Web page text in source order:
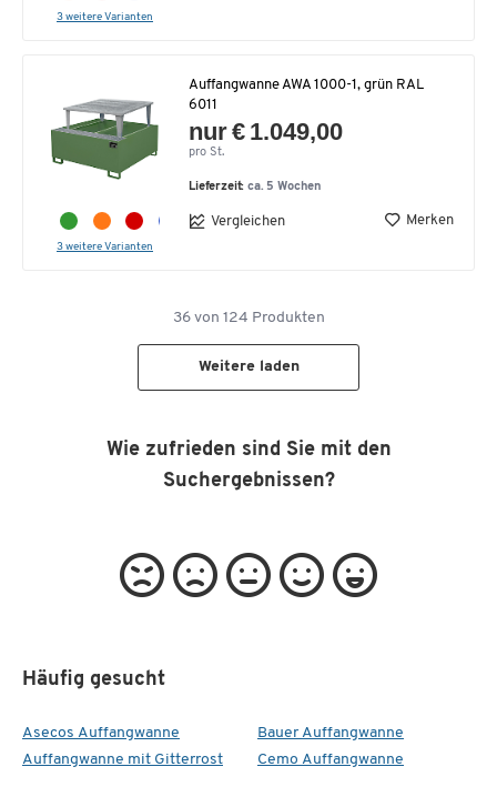
3 weitere Varianten
3 weitere Varianten
Auffangwanne AWA 1000-1, grün RAL
6011
nur € 1.049,00
pro St.
Lieferzeit:ca. 5 Wochen
Vergleichen Merken
36von 124 Produkten
Weitere laden
Wie zufrieden sind Sie mit den
Suchergebnissen?
Häufig gesucht
Asecos Auffangwanne
Auffangwanne mit Gitterrost
Bauer Auffangwanne
Cemo Auffangwanne